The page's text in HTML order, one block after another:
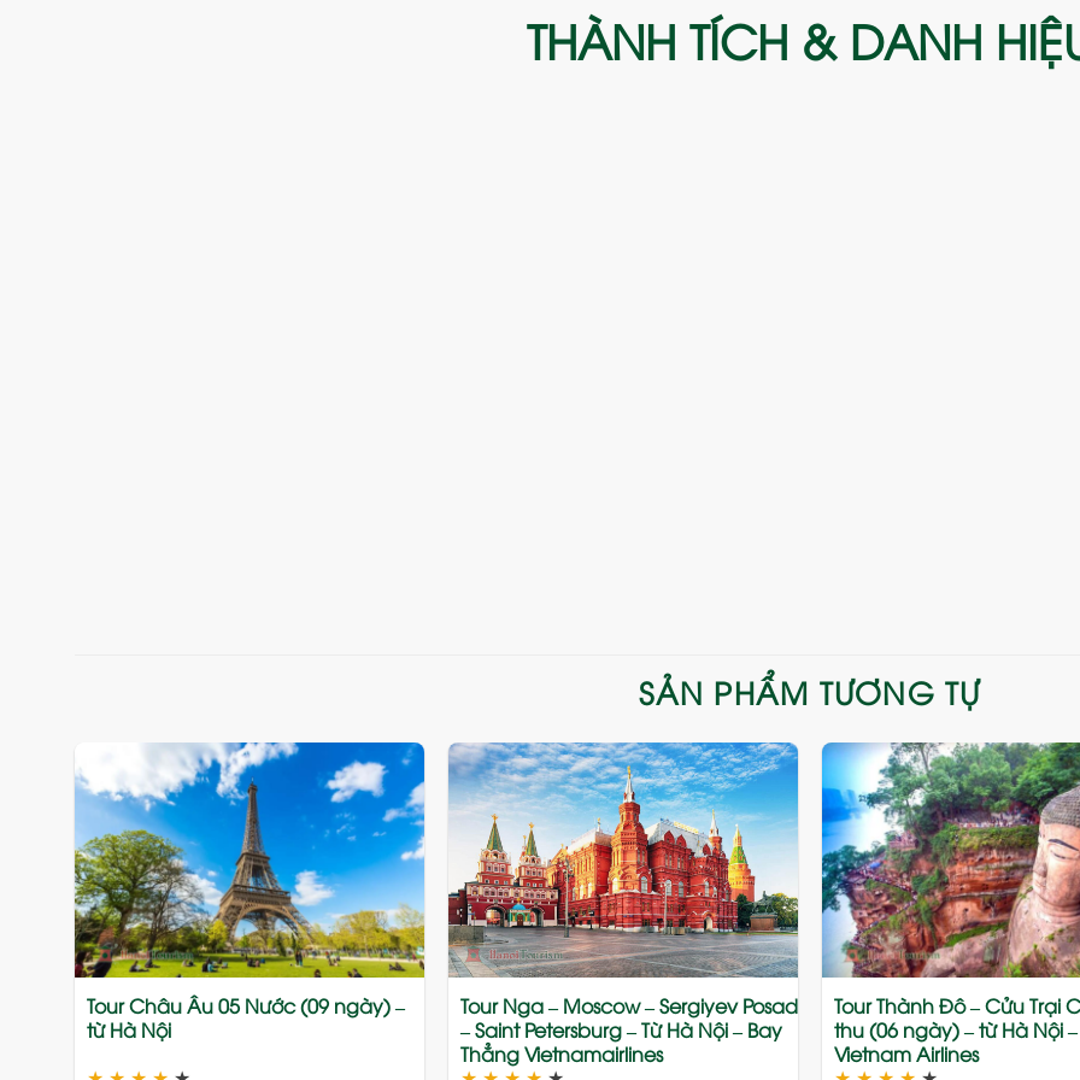
THÀNH TÍCH & DANH
SẢN PHẨM TƯƠNG TỰ
Add
to
wishlist
Tour Châu Âu 05 Nước (09 ngày) –
từ Hà Nội
Add
to
wishlist
Tour Nga – Moscow – Sergiyev Posad
– Saint Petersburg – Từ Hà Nội – Bay
Thẳng Vietnamairlines
Tour Thành Đô – Cửu Trại
thu (06 ngày) – từ Hà Nội
Vietnam Airlines